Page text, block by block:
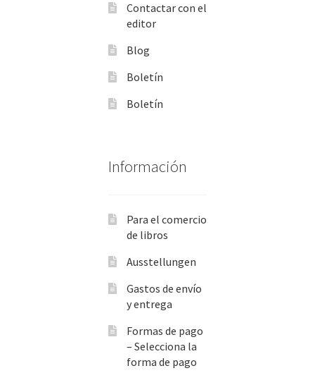
Contactar con el
editor
Blog
Boletín
Boletín
Información
Para el comercio
de libros
Ausstellungen
Gastos de envío
y entrega
Formas de pago
– Selecciona la
forma de pago